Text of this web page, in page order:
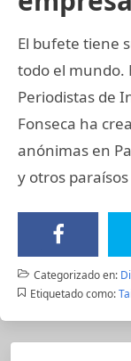
El bufete tiene
todo el mundo.
Periodistas de
Fonseca ha
anónimas en
y otros
Categorizado en:
Etiquetado como: